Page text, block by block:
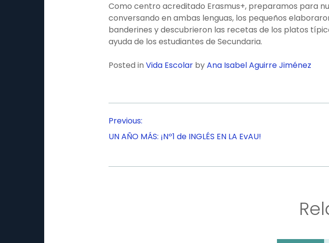
Como centro acreditado Erasmus+, preparamos para
conversando en ambas lenguas, los pequeños
banderines y descubrieron las recetas de los platos
ayuda de los estudiantes de Secundaria.
Posted inVida Escolar byAna Isabel Aguirre Jiménez
Navegación
de
Previous:
UN AÑO MÁS: ¡Nº1 de INGLÉS EN LA EvAU!